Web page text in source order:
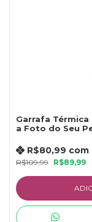
Garrafa
a Foto do Seu
R$109,99 R$89,99
R$80,99 com